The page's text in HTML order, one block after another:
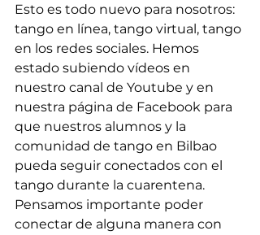
Esto es todo nuevo para nosotros:
tango en línea, tango virtual, tango
en los redes sociales. Hemos
estado subiendo vídeos en
nuestro canal de Youtube y en
nuestra página de Facebook para
que nuestros alumnos y la
comunidad de tango en Bilbao
pueda seguir conectados con el
tango durante la cuarentena.
Pensamos importante poder
conectar de alguna manera con